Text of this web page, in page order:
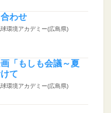
わせ
環境アカデミー(広島県)
「もしも会議～夏
て
環境アカデミー(広島県)